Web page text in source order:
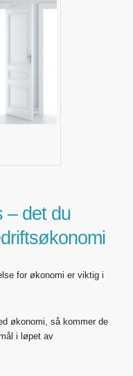
– det du
for økonomi er viktig i
økonomi, så kommer de
i løpet av